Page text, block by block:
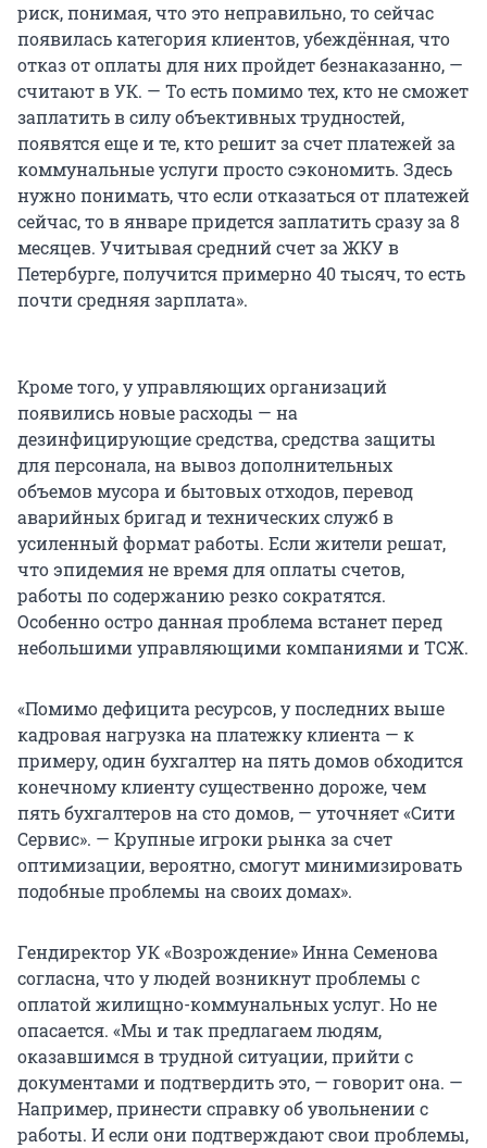
риск, понимая, что это неправильно, то сейчас
появилась категория клиентов, убеждённая, что
отказ от оплаты для них пройдет безнаказанно, —
считают в УК. — То есть помимо тех, кто не сможет
заплатить в силу объективных трудностей,
появятся еще и те, кто решит за счет платежей за
коммунальные услуги просто сэкономить. Здесь
нужно понимать, что если отказаться от платежей
сейчас, то в январе придется заплатить сразу за 8
месяцев. Учитывая средний счет за ЖКУ в
Петербурге, получится примерно 40 тысяч, то есть
почти средняя зарплата».
Кроме того, у управляющих организаций
появились новые расходы — на
дезинфицирующие средства, средства защиты
для персонала, на вывоз дополнительных
объемов мусора и бытовых отходов, перевод
аварийных бригад и технических служб в
усиленный формат работы. Если жители решат,
что эпидемия не время для оплаты счетов,
работы по содержанию резко сократятся.
Особенно остро данная проблема встанет перед
небольшими управляющими компаниями и ТСЖ.
«Помимо дефицита ресурсов, у последних выше
кадровая нагрузка на платежку клиента — к
примеру, один бухгалтер на пять домов обходится
конечному клиенту существенно дороже, чем
пять бухгалтеров на сто домов, — уточняет «Сити
Сервис». — Крупные игроки рынка за счет
оптимизации, вероятно, смогут минимизировать
подобные проблемы на своих домах».
Гендиректор УК «Возрождение» Инна Семенова
согласна, что у людей возникнут проблемы с
оплатой жилищно-коммунальных услуг. Но не
опасается. «Мы и так предлагаем людям,
оказавшимся в трудной ситуации, прийти с
документами и подтвердить это, — говорит она. —
Например, принести справку об увольнении с
работы. И если они подтверждают свои проблемы,